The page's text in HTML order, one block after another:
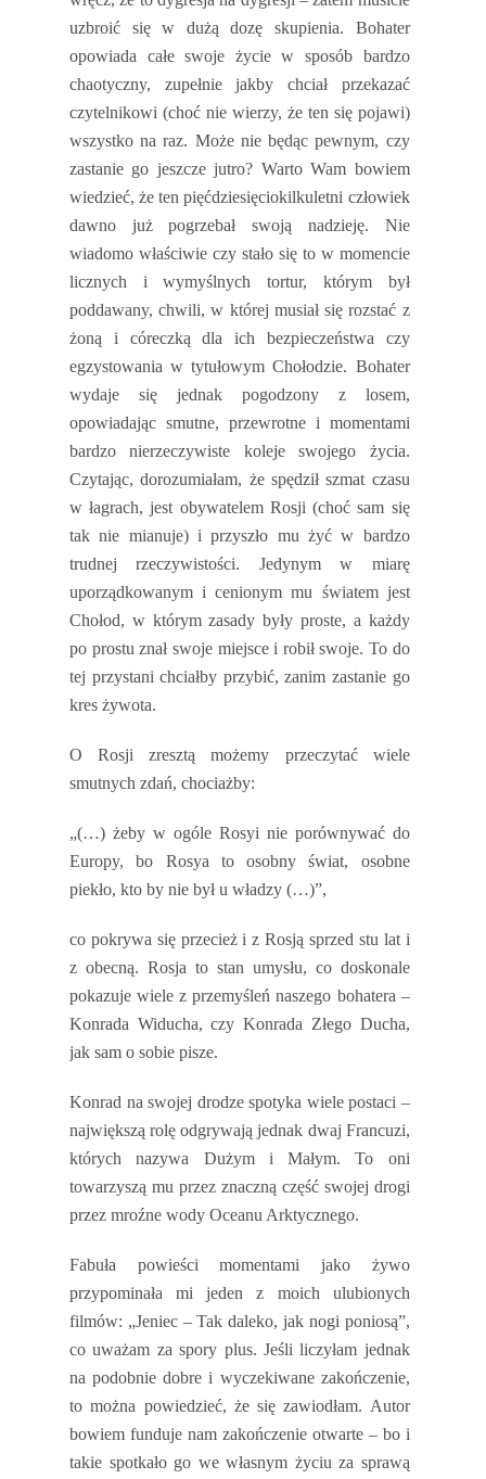
uzbroić się w dużą dozę skupienia. Bohater
opowiada całe swoje życie w sposób bardzo
chaotyczny, zupełnie jakby chciał przekazać
czytelnikowi (choć nie wierzy, że ten się pojawi)
wszystko na raz. Może nie będąc pewnym, czy
zastanie go jeszcze jutro? Warto Wam bowiem
wiedzieć, że ten pięćdziesięciokilkuletni człowiek
dawno już pogrzebał swoją nadzieję. Nie
wiadomo właściwie czy stało się to w momencie
licznych i wymyślnych tortur, którym był
poddawany, chwili, w której musiał się rozstać z
żoną i córeczką dla ich bezpieczeństwa czy
egzystowania w tytułowym Chołodzie. Bohater
wydaje się jednak pogodzony z losem,
opowiadając smutne, przewrotne i momentami
bardzo nierzeczywiste koleje swojego życia.
Czytając, dorozumiałam, że spędził szmat czasu
w łagrach, jest obywatelem Rosji (choć sam się
tak nie mianuje) i przyszło mu żyć w bardzo
trudnej rzeczywistości. Jedynym w miarę
uporządkowanym i cenionym mu światem jest
Chołod, w którym zasady były proste, a każdy
po prostu znał swoje miejsce i robił swoje. To do
tej przystani chciałby przybić, zanim zastanie go
kres żywota.
O Rosji zresztą możemy przeczytać wiele
smutnych zdań, chociażby:
„(…) żeby w ogóle Rosyi nie porównywać do
Europy, bo Rosya to osobny świat, osobne
piekło, kto by nie był u władzy (…)”,
co pokrywa się przecież i z Rosją sprzed stu lat i
z obecną. Rosja to stan umysłu, co doskonale
pokazuje wiele z przemyśleń naszego bohatera –
Konrada Widucha, czy Konrada Złego Ducha,
jak sam o sobie pisze.
Konrad na swojej drodze spotyka wiele postaci –
największą rolę odgrywają jednak dwaj Francuzi,
których nazywa Dużym i Małym. To oni
towarzyszą mu przez znaczną część swojej drogi
przez mroźne wody Oceanu Arktycznego.
Fabuła powieści momentami jako żywo
przypominała mi jeden z moich ulubionych
filmów: „Jeniec – Tak daleko, jak nogi poniosą”,
co uważam za spory plus. Jeśli liczyłam jednak
na podobnie dobre i wyczekiwane zakończenie,
to można powiedzieć, że się zawiodłam. Autor
bowiem funduje nam zakończenie otwarte – bo i
takie spotkało go we własnym życiu za sprawą